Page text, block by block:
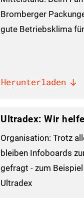
Bromberger
gute Betriebsklima
Herunterladen
Ultradex: Wir
Organisation: Trotz
bleiben Infoboards
gefragt - zum
Ultradex